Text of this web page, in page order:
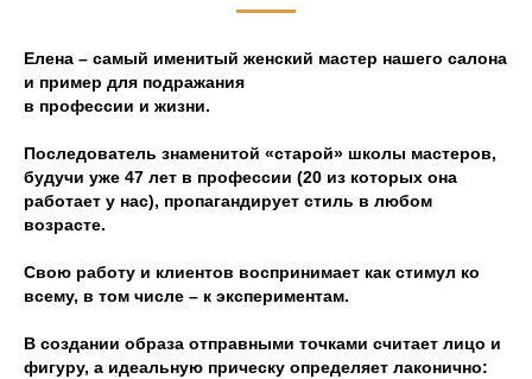
Елена – самый именитый женский мастер нашего салона
и пример для подражания
в профессии и жизни.
Последователь знаменитой «старой» школы мастеров,
будучи уже 47 лет в профессии (20 из которых она
работает у нас), пропагандирует стиль в любом
возрасте.
Свою работу и клиентов воспринимает как стимул ко
всему, в том числе – к экспериментам.
В создании образа отправными точками считает лицо и
фигуру, а идеальную прическу определяет лаконично: